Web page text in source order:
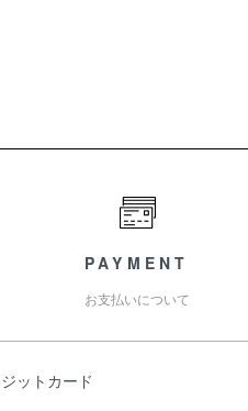
PAYMENT
お支払いについて
ットカード